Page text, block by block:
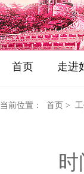
首页 走进
当前位置： 首页 > 工